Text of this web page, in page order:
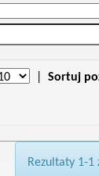
Sortuj
Rezultaty 1-1